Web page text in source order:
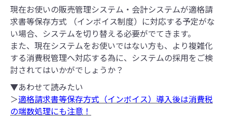
現在お使いの販売管理システム・会計システムが適格請
求書等保存方式 （インボイス制度）に対応する予定がな
い場合、システムを切り替える必要がでてきます。
また、現在システムをお使いではない方も、より複雑化
する消費税管理へ対応する為に、システムの採用をご検
討されてはいかがでしょうか？
▼あわせて読みたい
＞適格請求書等保存方式（インボイス）導入後は消費税
の端数処理にも注意！